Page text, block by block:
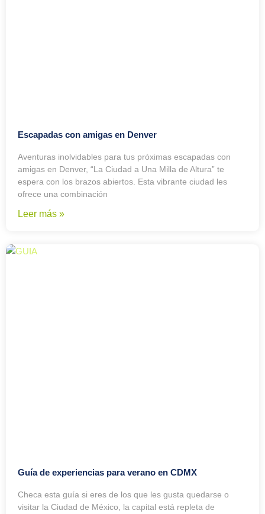
Escapadas con amigas en Denver
Aventuras inolvidables para tus próximas escapadas con
amigas en Denver, “La Ciudad a Una Milla de Altura” te
espera con los brazos abiertos. Esta vibrante ciudad les
ofrece una combinación
Leer más »
Guía de experiencias para verano en CDMX
Checa esta guía si eres de los que les gusta quedarse o
visitar la Ciudad de México, la capital está repleta de